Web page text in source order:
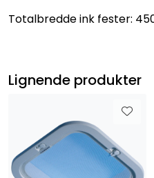
Totalbredde ink fester:
Lignende produkter